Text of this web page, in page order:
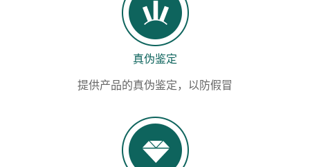
真伪鉴定
提供产品的真伪鉴定，以防假冒